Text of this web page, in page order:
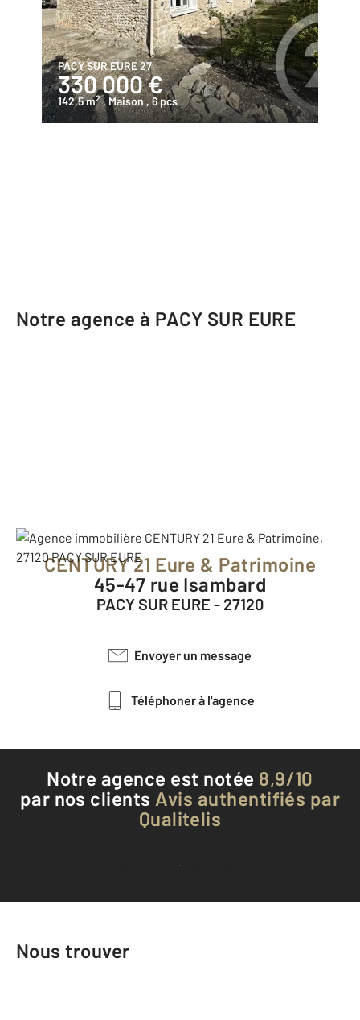
PACY SUR EURE 27
330 000 €
142,5 m2 , Maison, 6 pcs
Notre agence à PACY SUR EURE
CENTURY 21 Eure & Patrimoine
45-47 rue Isambard
PACY SUR EURE - 27120
Envoyer un message
Téléphoner à l'agence
Notre agence est notée 8,9/10
par nos clients Avis authentifiés par
Qualitelis
Voir tous les avis clients
Nous trouver